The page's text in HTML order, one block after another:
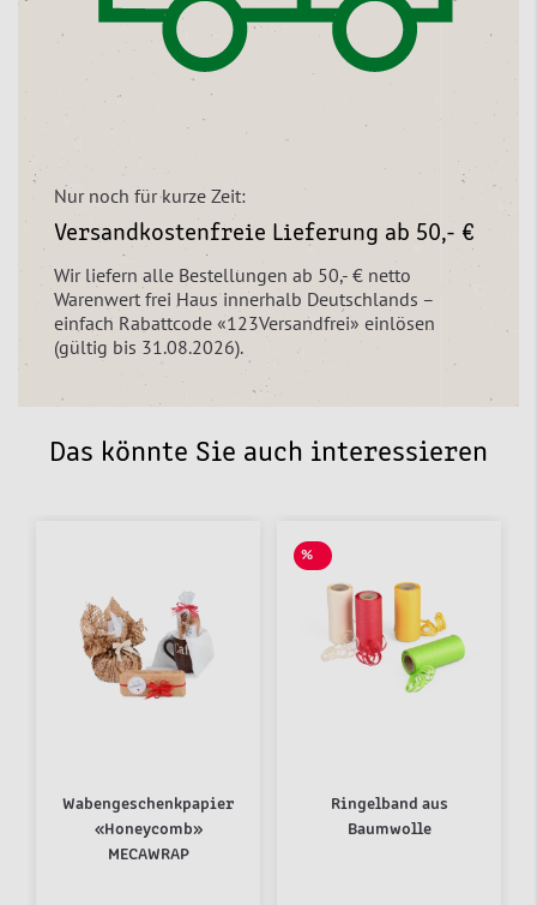
Nur noch für kurze Zeit:
Versandkostenfreie Lieferung ab 50,- €
Wir liefern alle Bestellungen ab 50,- € netto
Warenwert frei Haus innerhalb Deutschlands –
einfach Rabattcode «123Versandfrei» einlösen
(gültig bis 31.08.2026).
Das könnte Sie auch interessieren
Wabengeschenkpapier
«Honeycomb»
MECAWRAP
%
Ringelband aus
Baumwolle